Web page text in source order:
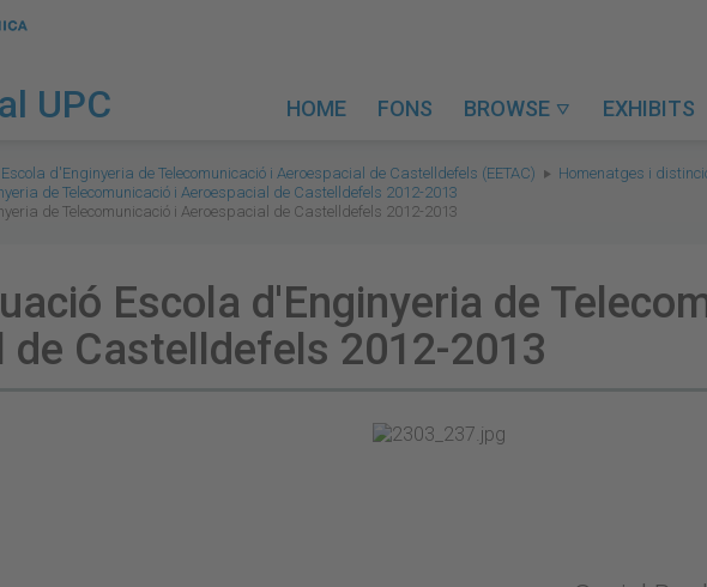
UPC HOME FONS BROWSE  EXHIBITS
Escola d'Enginyeria de Telecomunicació i Aeroespacial de Castelldefels (EETAC)
Homenatges i
de Telecomunicació i Aeroespacial de Castelldefels 2012-2013
de Telecomunicació i Aeroespacial de Castelldefels 2012-2013
Escola d'Enginyeria de
de Castelldefels 2012-2013